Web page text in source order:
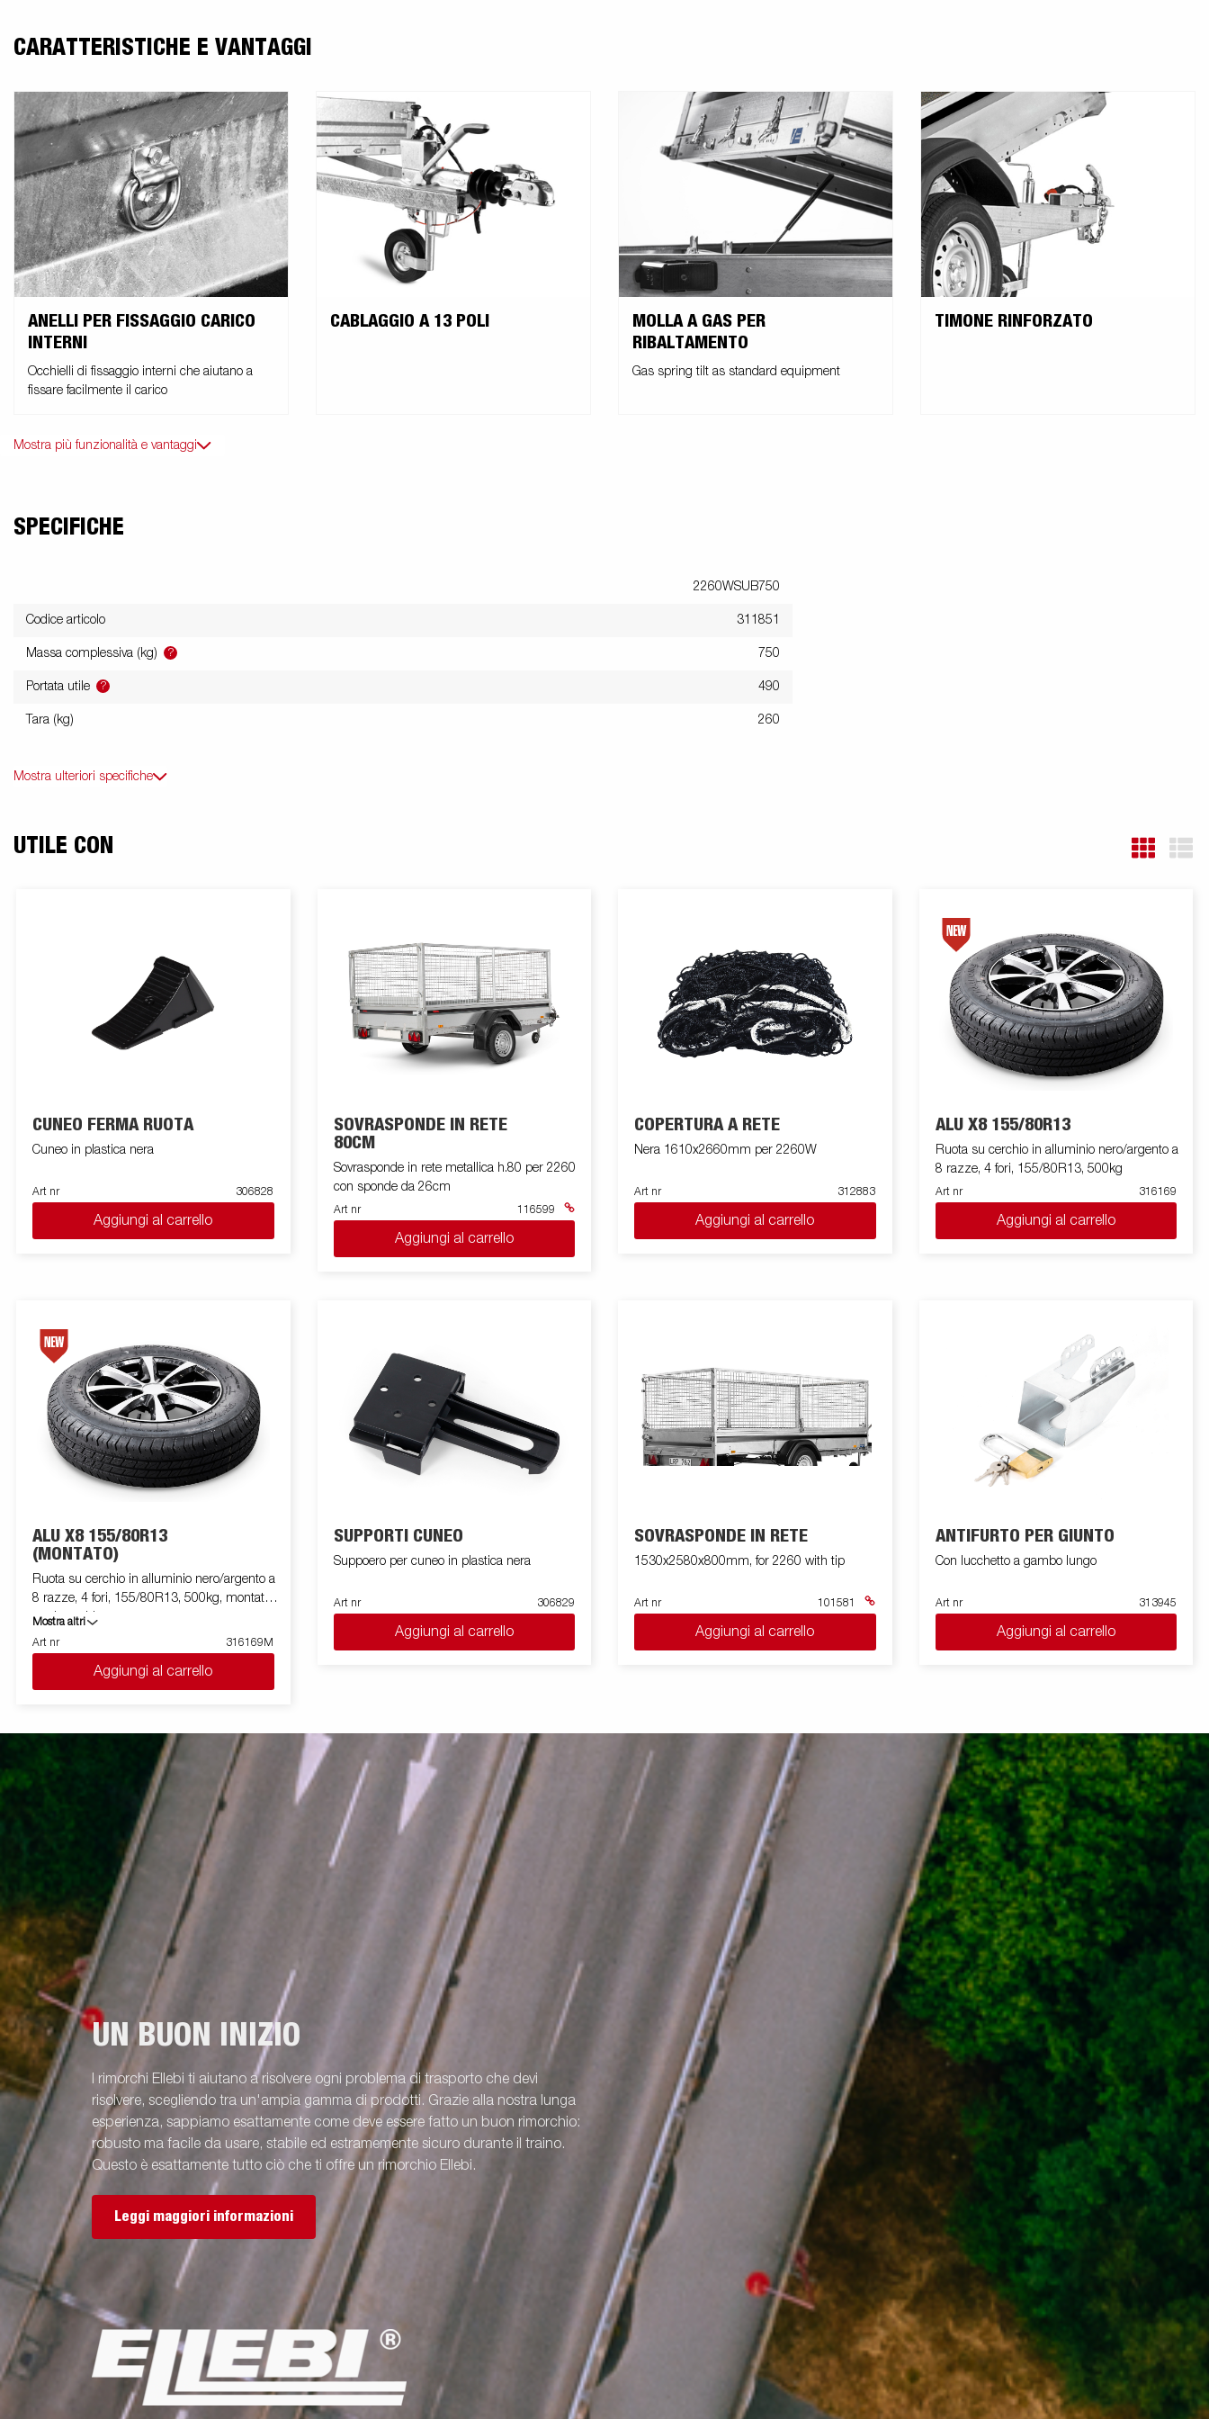
CARATTERISTICHE E VANTAGGI
ANELLI PER FISSAGGIO CARICO
INTERNI
Occhielli di fissaggio interni che aiutano a
fissare facilmente il carico
CABLAGGIO A 13 POLI
MOLLA A GAS PER
RIBALTAMENTO
Gas spring tilt as standard equipment
TIMONE RINFORZATO
Mostra più funzionalità e vantaggi
SPECIFICHE
2260WSUB750
Codice articolo 311851
Massa complessiva (kg) ? 750
Portata utile ? 490
Tara (kg) 260
Mostra ulteriori specifiche
UTILE CON
CUNEO FERMA RUOTA
Cuneo in plastica nera
Art nr 306828
Aggiungi al carrello
SOVRASPONDE IN RETE
80CM
Sovrasponde in rete metallica h.80 per 2260
con sponde da 26cm
Art nr 116599
Aggiungi al carrello
COPERTURA A RETE
Nera 1610x2660mm per 2260W
Art nr 312883
Aggiungi al carrello
ALU X8 155/80R13
Ruota su cerchio in alluminio nero/argento a
8 razze, 4 fori, 155/80R13, 500kg
Art nr 316169
Aggiungi al carrello
ALU X8 155/80R13
(MONTATO)
Ruota su cerchio in alluminio nero/argento a
8 razze, 4 fori, 155/80R13, 500kg, montata
su rimorchio
Mostra altri
Art nr
316169M
Aggiungi al carrello
SUPPORTI CUNEO
Suppoero per cuneo in plastica nera
Art nr 306829
Aggiungi al carrello
SOVRASPONDE IN RETE
1530x2580x800mm, for 2260 with tip
Art nr 101581
Aggiungi al carrello
ANTIFURTO PER GIUNTO
Con lucchetto a gambo lungo
Art nr 313945
Aggiungi al carrello
UN BUON INIZIO
I rimorchi Ellebi ti aiutano a risolvere ogni problema di trasporto che devi
risolvere, scegliendo tra un'ampia gamma di prodotti. Grazie alla nostra lunga
esperienza, sappiamo esattamente come deve essere fatto un buon rimorchio:
robusto ma facile da usare, stabile ed estramemente sicuro durante il traino.
Questo è esattamente tutto ciò che ti offre un rimorchio Ellebi.
Leggi maggiori informazioni